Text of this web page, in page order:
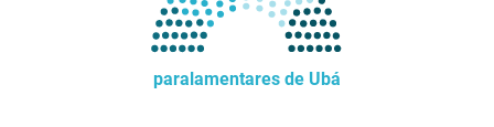
paralamentares de Ubá